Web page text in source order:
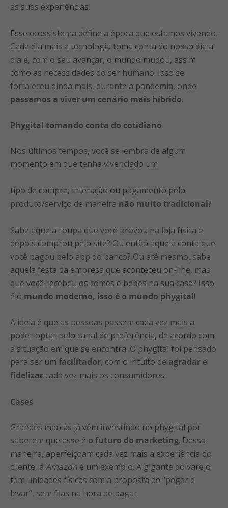
as suas experiências.
Esse ecossistema define a época que estamos vivendo.
Cada dia mais a tecnologia toma conta do nosso dia a
dia e, com o seu avançar, o mundo mudou, assim
como as necessidades do ser humano. Isso se
fortaleceu ainda mais, durante a pandemia, onde
passamos a viver um cenário mais híbrido.
Phygital tomando conta do cotidiano
Nos últimos tempos, você se lembra de algum
momento em que tenha vivenciado um
tipo de compra, interação ou pagamento pelo
produto/serviço de maneira não muito tradicional?
Sabe aquela roupa que você provou na loja física e
depois comprou pelo site? Ou então aquela conta que
você pagou pelo app do banco? Ou até mesmo, sabe
aquela festa da empresa que aconteceu on-line, mas
que você recebeu os comes e bebes na sua casa? Isso
é o mundo moderno, isso é o mundo phygital!
A ideia é que as pessoas passem cada vez mais a
poder optar pelo canal de preferência, de acordo com
a situação em que se encontra. O phygital foi pensado
para ser um facilitador, com o intuito de agradar e
fidelizar cada vez mais os consumidores.
Cases
Grandes marcas já vêm investindo no phygital por
saberem que esse é o futuro do marketing. Dessa
maneira, aperfeiçoam cada vez mais a experiência do
cliente, a Amazon é um exemplo. A gigante do varejo
tem unidades físicas com a proposta de “pegar e
levar”, sem filas na hora de pagar.